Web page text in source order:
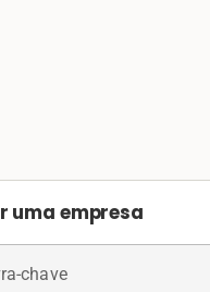
uma empresa
chave